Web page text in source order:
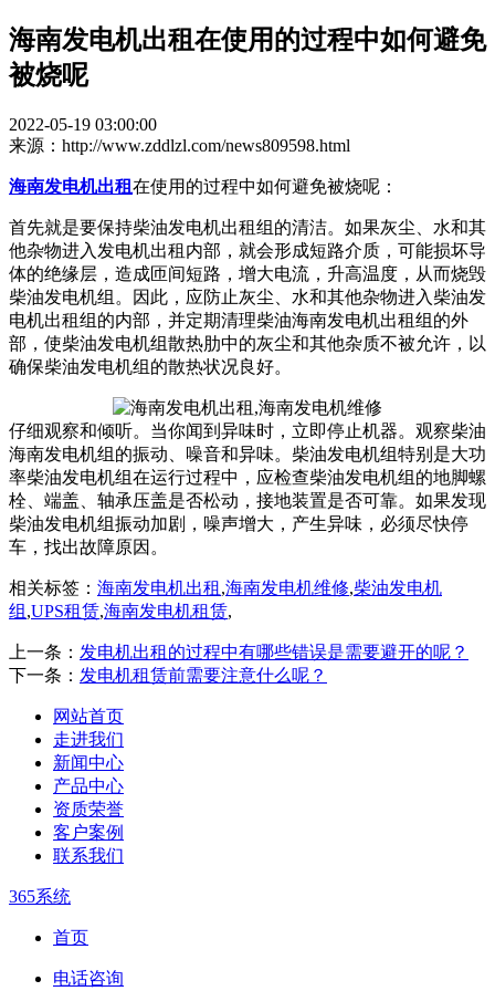
海南发电机出租在使用的过程中如何避免
被烧呢
2022-05-19 03:00:00
来源：http://www.zddlzl.com/news809598.html
海南发电机出租在使用的过程中如何避免被烧呢：
首先就是要保持柴油发电机出租组的清洁。如果灰尘、水和其
他杂物进入发电机出租内部，就会形成短路介质，可能损坏导
体的绝缘层，造成匝间短路，增大电流，升高温度，从而烧毁
柴油发电机组。因此，应防止灰尘、水和其他杂物进入柴油发
电机出租组的内部，并定期清理柴油海南发电机出租组的外
部，使柴油发电机组散热肋中的灰尘和其他杂质不被允许，以
确保柴油发电机组的散热状况良好。
仔细观察和倾听。当你闻到异味时，立即停止机器。观察柴油
海南发电机组的振动、噪音和异味。柴油发电机组特别是大功
率柴油发电机组在运行过程中，应检查柴油发电机组的地脚螺
栓、端盖、轴承压盖是否松动，接地装置是否可靠。如果发现
柴油发电机组振动加剧，噪声增大，产生异味，必须尽快停
车，找出故障原因。
相关标签： 海南发电机出租 ,海南发电机维修,柴油发电机
组 ,UPS租赁,海南发电机租赁,
上一条： 发电机出租的过程中有哪些错误是需要避开的呢？
下一条： 发电机租赁前需要注意什么呢？
网站首页
走进我们
新闻中心
产品中心
资质荣誉
客户案例
联系我们
365系统
首页
电话咨询